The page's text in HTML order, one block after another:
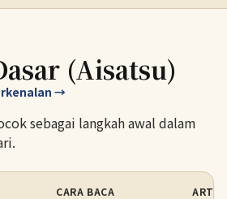
(Aisatsu)
→
sebagai langkah awal dalam
CARA BACA ARTI